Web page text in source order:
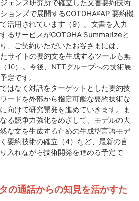
ェンス研究所で確立した文書要約技術
ョンズで展開するCOTOHA®API要約機
活用されています（9）。文書を入力
るサービスがCOTOHA Summarizeと
、ご契約いただいたお客さまには、
サイトの要約文を生成するツールも無
10）。今後、NTTグループへの技術展
定です。
はなく対話をターゲットとした要約技
ードを外部から指定可能な要約技術な
向けて研究開発を進めていきます。ま
る競争力強化をめざして、モデルの大
な文を生成するための生成型言語モデ
要約技術の確立（4）など、最新の言
入れながら技術開発を進める予定で
の通話からの知見を活かすた